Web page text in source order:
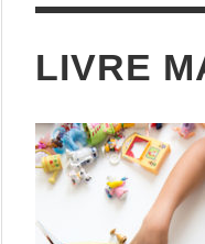
LIVRE